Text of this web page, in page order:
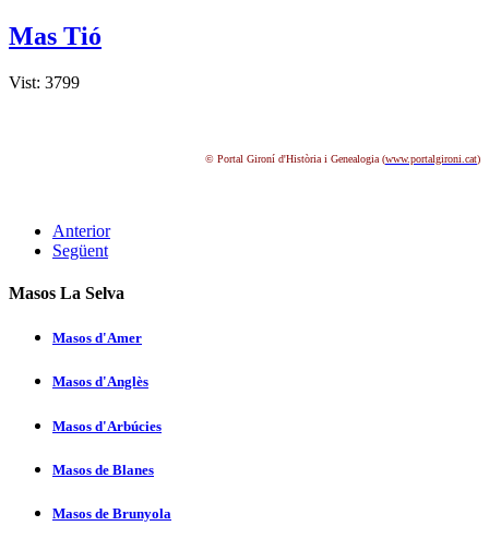
Mas Tió
Vist: 3799
© Portal Gironí d'Història i Genealogia (www.portalgironi.cat)
Anterior
Següent
Masos La Selva
Masos d'Amer
Masos d'Anglès
Masos d'Arbúcies
Masos de Blanes
Masos de Brunyola